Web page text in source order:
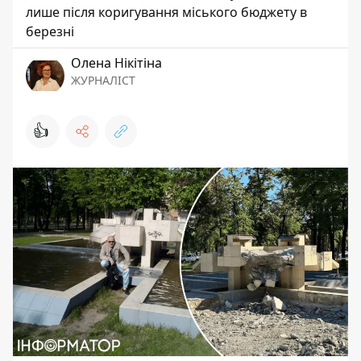
лише після коригування міського бюджету в
березні
Олена Нікітіна
ЖУРНАЛІСТ
👍